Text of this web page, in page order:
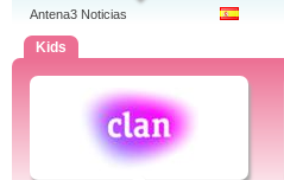
Antena3 Noticias
Kids